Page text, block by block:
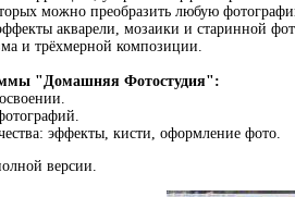
можно преобразить любую
акварели, мозаики и старинной
и трёхмерной композиции.
"Домашняя Фотостудия":
эффекты, кисти, оформление фото.
версии.